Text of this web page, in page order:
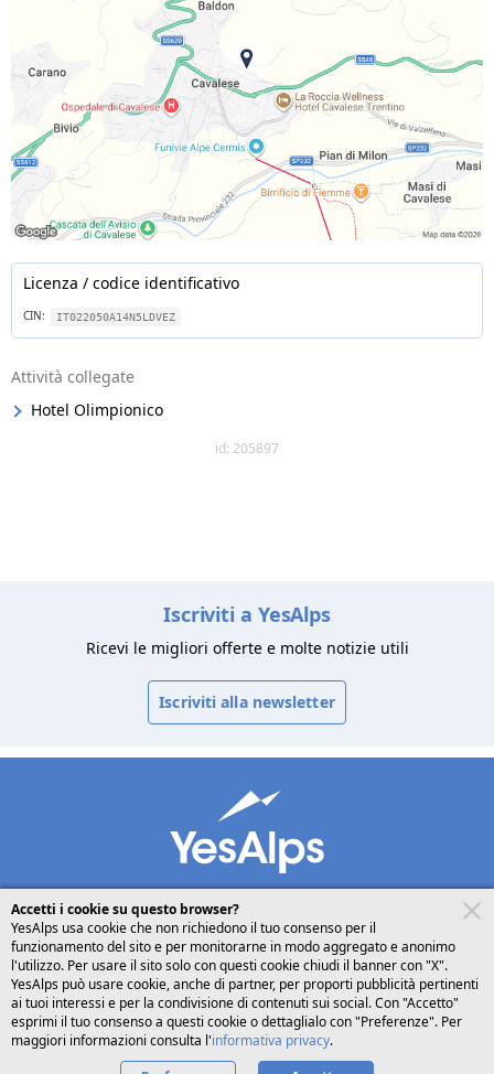
Licenza / codice identificativo
CIN: IT022050A14N5LDVEZ
Attività collegate
Hotel Olimpionico
id: 205897
Iscriviti a YesAlps
Ricevi le migliori offerte e molte notizie utili
Iscriviti alla newsletter
desktop seguici su
Italiano
Accetti i cookie su questo browser?
YesAlps usa cookie che non richiedono il tuo consenso per il
funzionamento del sito e per monitorarne in modo aggregato e anonimo
l'utilizzo. Per usare il sito solo con questi cookie chiudi il banner con "X".
YesAlps può usare cookie, anche di partner, per proporti pubblicità pertinenti
ai tuoi interessi e per la condivisione di contenuti sui social. Con "Accetto"
esprimi il tuo consenso a questi cookie o dettaglialo con "Preferenze". Per
maggiori informazioni consulta l'informativa privacy.